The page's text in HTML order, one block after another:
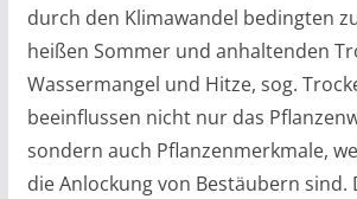
durch den Klimawandel bedingten
heißen Sommer und anhaltenden
Wassermangel und Hitze, sog.
beeinflussen nicht nur das
sondern auch Pflanzenmerkmale,
die Anlockung von Bestäubern sind.